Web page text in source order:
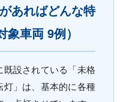
あればどんな特
車両 9例）
設されている「未格
」は、基本的に各種